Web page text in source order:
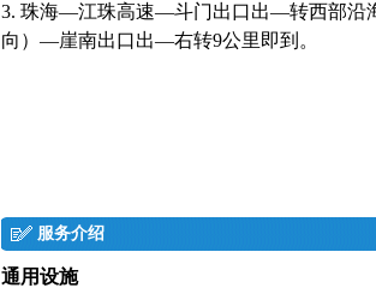
3. 珠海—江珠高速—斗门出口出—转西部沿
向）—崖南出口出—右转9公里即到。
服务介绍
通用设施